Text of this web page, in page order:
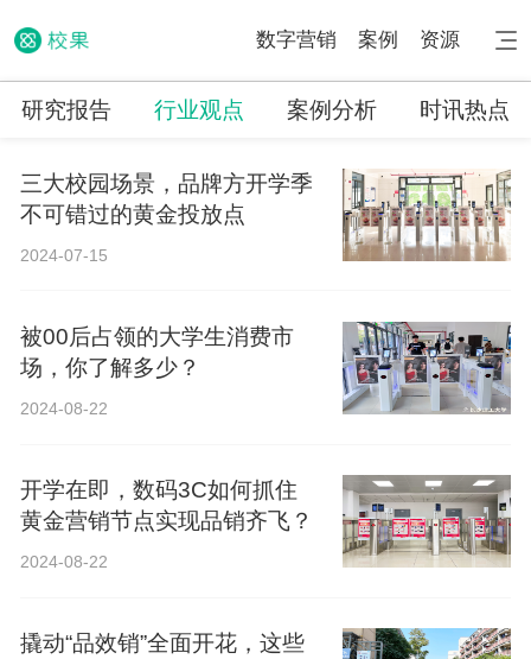
数字营销 案例 资源
研究报告 行业观点 案例分析 时讯热点
三大校园场景，品牌方开学季
不可错过的黄金投放点
2024-07-15
被00后占领的大学生消费市
场，你了解多少？
2024-08-22
开学在即，数码3C如何抓住
黄金营销节点实现品销齐飞？
2024-08-22
撬动“品效销”全面开花，这些